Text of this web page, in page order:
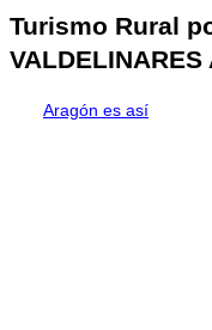
Turismo Rural
Aragón es así